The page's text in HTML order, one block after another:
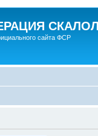
сайта ФСР